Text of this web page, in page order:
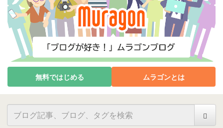
無料ではじめる ムラゴンとは